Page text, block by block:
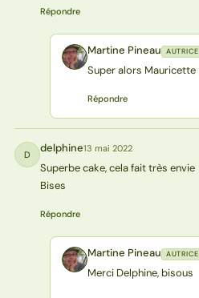
Répondre
MP Martine Pineau AUTRICE
Super alors Mauricette
Répondre
D delphine13 mai 2022
Superbe cake, cela fait très envie
Bises
Répondre
MP Martine Pineau AUTRICE
Merci Delphine, bisous